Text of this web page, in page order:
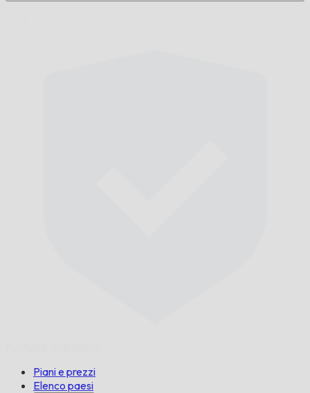
Piani e prezzi
Elenco paesi